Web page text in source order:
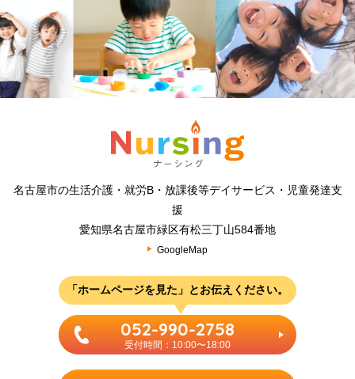
名古屋市の生活介護・就労B・放課後等デイサービス・児童発達支
援
愛知県名古屋市緑区有松三丁山584番地
GoogleMap
「ホームページを見た」とお伝えください。
052-990-2758
受付時間：10:00〜18:00